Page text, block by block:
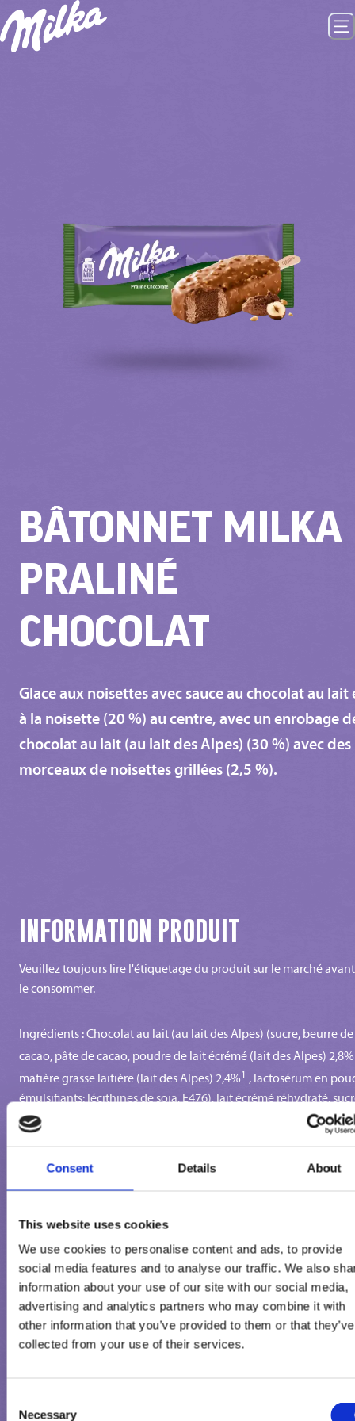
Consent Details About
This website uses cookies
We use cookies to personalise content and ads, to provide
social media features and to analyse our traffic. We also
information about your use of our site with our social media,
advertising and analytics partners who may combine it with
other information that you’ve provided to them or that they’ve
collected from your use of their services.
Selection
Necessary
BÂTONNET MILKA
PRALINÉ
CHOCOLAT
Glace aux noisettes avec sauce au chocolat au lait
à la noisette (20 %) au centre, avec un enrobage
chocolat au lait (au lait des Alpes) (30 %) avec des
morceaux de noisettes grillées (2,5 %).
INFORMATION PRODUIT
Veuillez toujours lire l'étiquetage du produit sur le marché
le consommer.
Ingrédients : Chocolat au lait (au lait des Alpes) (sucre, beurre de
cacao, pâte de cacao, poudre de lait écrémé (lait des Alpes) 2,8%
matière grasse laitière (lait des Alpes) 2,4%1 , lactosérum en
émulsifiants: lécithines de soja, E476), lait écrémé réhydraté,
graisse végétale de coprah, sirop de glucose, eau, lait concentré
sucré (lait entier, sucre), morceaux de noisettes grillées, sirop de
0,08 % , émulsifiant : lécithines (soja), pâte de noisette, arôme),
cacao maigre en poudre, pâte de noisette 1,5 %, poudre de
lactosérum sucrée, émulsifiants (mono- et diglycérides d'acides
gras*, esters lactiques de mono- et diglycérides d'acides gras),
stabilisants (farine de graines de caroube, gomme guar),
lait écrémé, arôme.